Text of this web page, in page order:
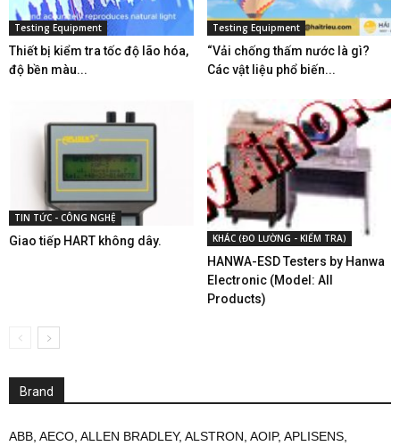
Testing Equipment
Thiết bị kiểm tra tốc độ lão hóa,
độ bền màu...
Testing Equipment
“Vải chống thấm nước là gì?
Các vật liệu phổ biến...
TIN TỨC - CÔNG NGHỆ
Giao tiếp HART không dây. KHÁC (ĐO LƯỜNG - KIỂM TRA)
HANWA-ESD Testers by Hanwa
Electronic (Model: All
Products)
Brand
ABB, AECO, ALLEN BRADLEY, ALSTRON, AOIP, APLISENS,